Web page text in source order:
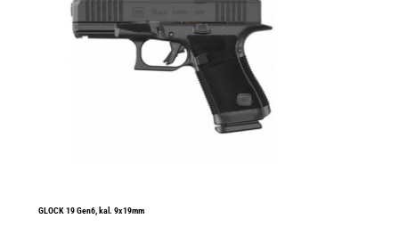
GLOCK 19 Gen6, kal. 9x19mm